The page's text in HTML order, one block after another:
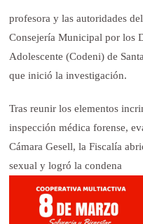
profesora y las autoridades
Consejería Municipal por los
Adolescente (Codeni) de
que inició la investigación.
Tras reunir los elementos
inspección médica forense,
Cámara Gesell, la Fiscalía
sexual y logró la condena